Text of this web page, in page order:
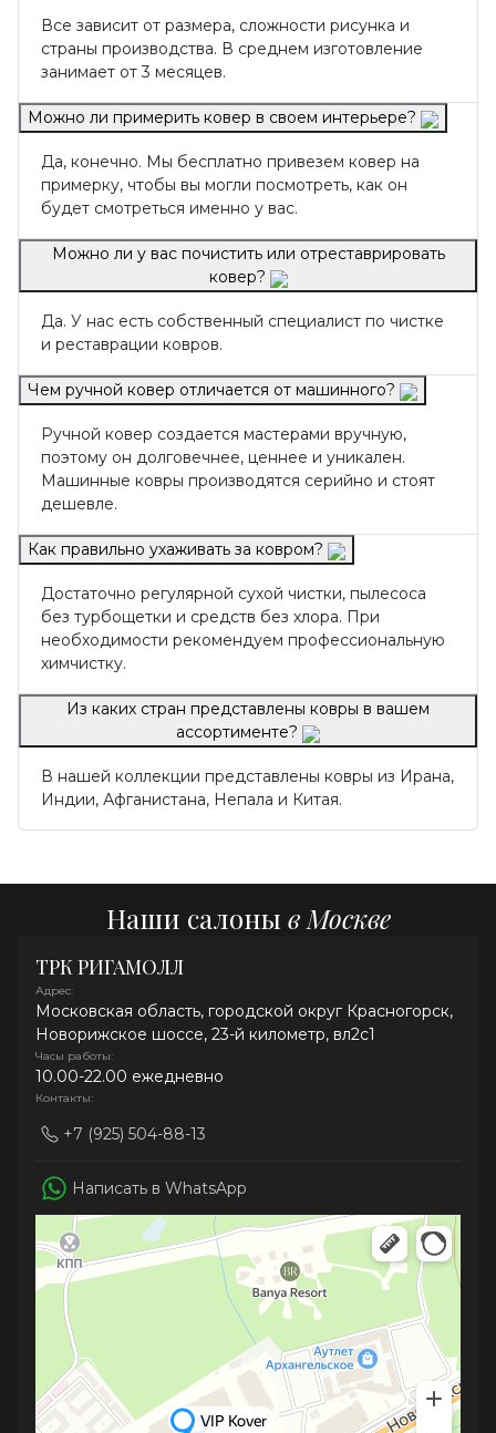
Все зависит от размера, сложности рисунка и
страны производства. В среднем изготовление
занимает от 3 месяцев.
Можно ли примерить ковер в своем интерьере?
Да, конечно. Мы бесплатно привезем ковер на
примерку, чтобы вы могли посмотреть, как он
будет смотреться именно у вас.
Можно ли у вас почистить или отреставрировать
ковер?
Да. У нас есть собственный специалист по чистке
и реставрации ковров.
Чем ручной ковер отличается от машинного?
Ручной ковер создается мастерами вручную,
поэтому он долговечнее, ценнее и уникален.
Машинные ковры производятся серийно и стоят
дешевле.
Как правильно ухаживать за ковром?
Достаточно регулярной сухой чистки, пылесоса
без турбощетки и средств без хлора. При
необходимости рекомендуем профессиональную
химчистку.
Из каких стран представлены ковры в вашем
ассортименте?
В нашей коллекции представлены ковры из Ирана,
Индии, Афганистана, Непала и Китая.
Наши салоны в Москве
ТРК РИГАМОЛЛ
Адрес:
Московская область, городской округ Красногорск,
Новорижское шоссе, 23-й километр, вл2с1
Часы работы:
10.00-22.00 ежедневно
Контакты:
+7 (925) 504-88-13
Написать в WhatsApp